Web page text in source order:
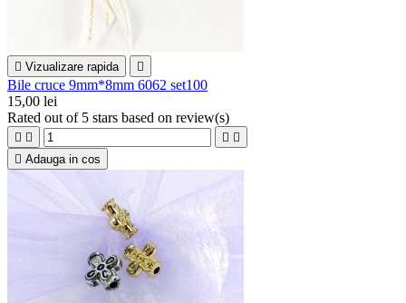
 Vizualizare rapida 
Bile cruce 9mm*8mm 6062 set100
15,00 lei
Rated out of 5 stars based on review(s)
   
 Adauga in cos